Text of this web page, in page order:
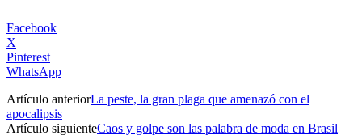
Facebook
X
Pinterest
WhatsApp
Artículo anteriorLa peste, la gran plaga que amenazó con el
apocalipsis
Artículo siguienteCaos y golpe son las palabra de moda en Brasil